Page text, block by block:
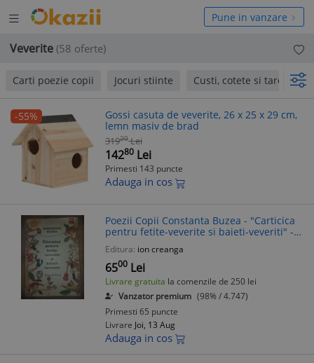
Deschide
meniul
Pune in vanzare
Veverite (58 oferte)
Carti poezie copii Jocuri stiinte Custi, cotete si tarcuri
-55%
Gossi casuta de veverite, 26 x 25 x 29 cm,
lemn masiv de brad
31920 Lei
14280 Lei
Primesti 143 puncte
Adauga in cos
Poezii Copii Constanta Buzea - "Carticica
pentru fetite-veverite si baieti-veveriti" -
Editura Ion Creanga, 1979
Editura: ion creanga
6500 Lei
Livrare gratuita la comenzile de 250 lei
Vanzator premium (98% / 4.747)
Primesti 65 puncte
Livrare Joi, 13 Aug
Adauga in cos